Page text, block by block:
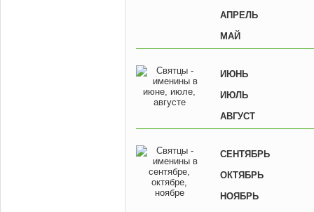
АПРЕЛЬ
МАЙ
ИЮНЬ
ИЮЛЬ
АВГУСТ
СЕНТЯБРЬ
ОКТЯБРЬ
НОЯБРЬ